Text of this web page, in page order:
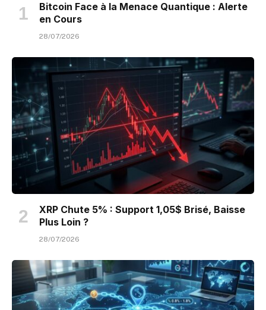
Bitcoin Face à la Menace Quantique : Alerte
en Cours
28/07/2026
XRP Chute 5% : Support 1,05$ Brisé, Baisse
Plus Loin ?
28/07/2026